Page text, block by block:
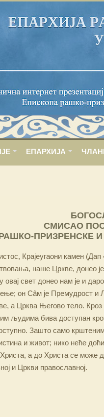
ЕПАРХИЈА
СМИСАО
ПРИЗРЕНСКЕ
Крајеугаони камен
наше Цркве, донео
овај свет донео нам је и
он Сâм је Премудрост и
а Црква Његово тело.
људима бива доступан
Зашто само
и живот; нико неће
а до Христа се може
и Цркви православној.